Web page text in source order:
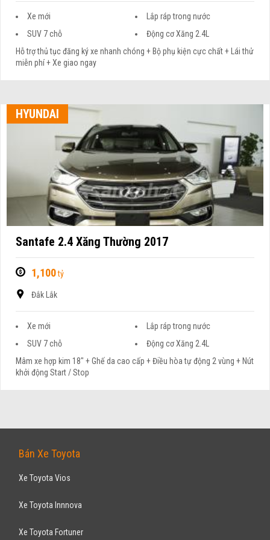
Xe mới
Lắp ráp trong nước
SUV 7 chỗ
Động cơ Xăng 2.4L
Hỗ trợ thủ tục đăng ký xe nhanh chóng + Bộ phụ kiện cực chất + Lái thử
miễn phí + Xe giao ngay
HYUNDAI
Santafe 2.4 Xăng Thường 2017
1,100tỷ
Đắk Lắk
Xe mới
Lắp ráp trong nước
SUV 7 chỗ
Động cơ Xăng 2.4L
Mâm xe hợp kim 18" + Ghế da cao cấp + Điều hòa tự động 2 vùng + Nút
khởi động Start / Stop
Bán Xe Toyota
Xe Toyota Vios
Xe Toyota Innnova
Xe Toyota Fortuner